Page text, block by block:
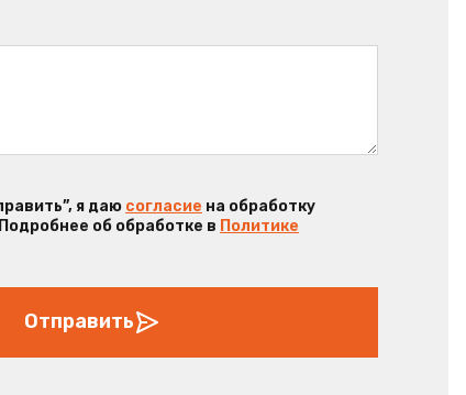
я даю согласие на обработку
об обработке в Политике
Отправить